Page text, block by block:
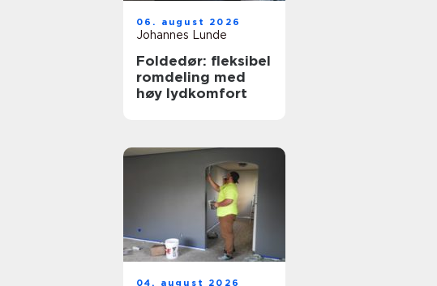
06. august 2026
Johannes Lunde
Foldedør: fleksibel
romdeling med
høy lydkomfort
04. august 2026